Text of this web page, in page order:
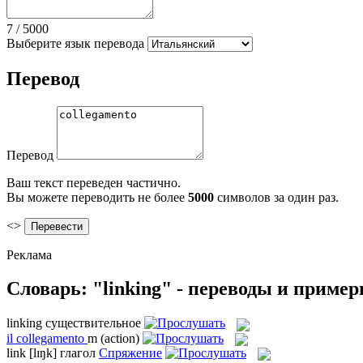
7 / 5000
Выберите язык перевода
Перевод
Перевод
Ваш текст переведен частично.
Вы можете переводить не более 5000 символов за один раз.
<>
Реклама
Словарь: "linking" - переводы и
linking существительное
il collegamento m (action)
link [lɪŋk] глагол Спряжение